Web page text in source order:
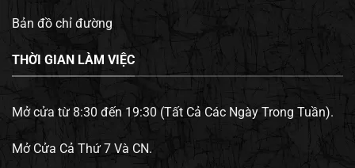
Bản đồ chỉ đường
THỜI GIAN LÀM VIỆC
Mở cửa từ 8:30 đến 19:30 (Tất Cả Các Ngày Trong Tuần).
Mở Cửa Cả Thứ 7 Và CN.